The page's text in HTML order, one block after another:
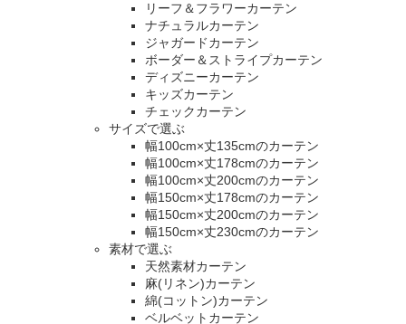
リーフ＆フラワーカーテン
ナチュラルカーテン
ジャガードカーテン
ボーダー＆ストライプカーテン
ディズニーカーテン
キッズカーテン
チェックカーテン
サイズで選ぶ
幅100cm×丈135cmのカーテン
幅100cm×丈178cmのカーテン
幅100cm×丈200cmのカーテン
幅150cm×丈178cmのカーテン
幅150cm×丈200cmのカーテン
幅150cm×丈230cmのカーテン
素材で選ぶ
天然素材カーテン
麻(リネン)カーテン
綿(コットン)カーテン
ベルベットカーテン